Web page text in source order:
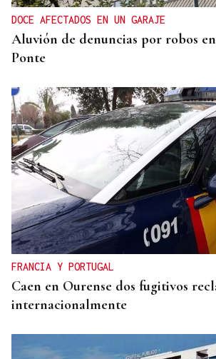
DOCE AFECTADOS EN UN GARAJE
Aluvión de denuncias por robos
Ponte
FRANCIA Y PORTUGAL
Caen en Ourense dos fugitivos
internacionalmente